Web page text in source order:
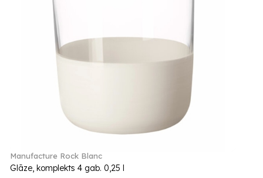
Manufacture Rock Blanc
Glāze, komplekts 4 gab. 0,25 l